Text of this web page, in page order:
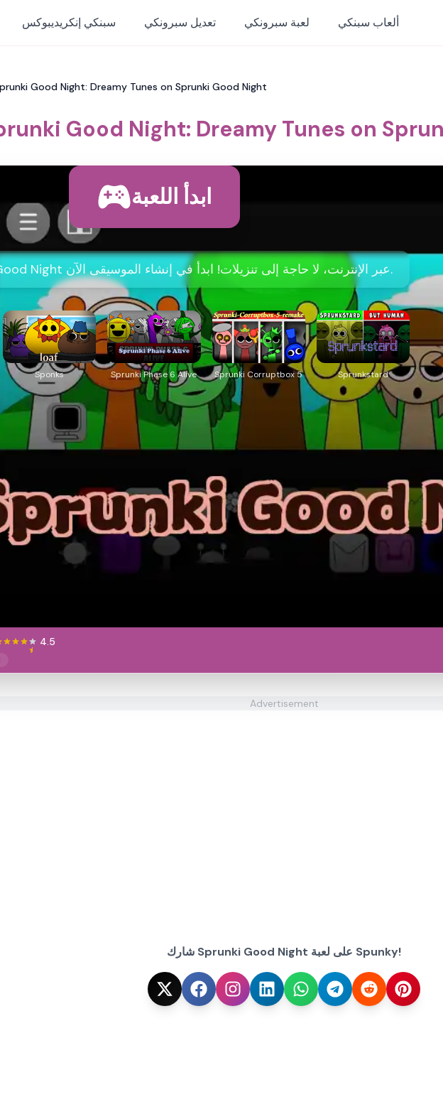
سبنكي إنكريديبوكس تعديل سبرونكي لعبة سبرونكي ألعاب سبنكي
Good Night: Dreamy Tunes on Sprunki Good Night
Good Night: Dreamy Tunes on
ابدأ اللعبة
العب Sprunki Good Night عبر الإنترنت، لا حاجة إلى تنزيلات! ابدأ في إنشاء الموسيقى الآن.
Sponks Sprunki Phase 6 Alive Sprunki Corruptbox 5 Sprunkstard
4.5
Advertisement
شارك Sprunki Good Night على لعبة Spunky!